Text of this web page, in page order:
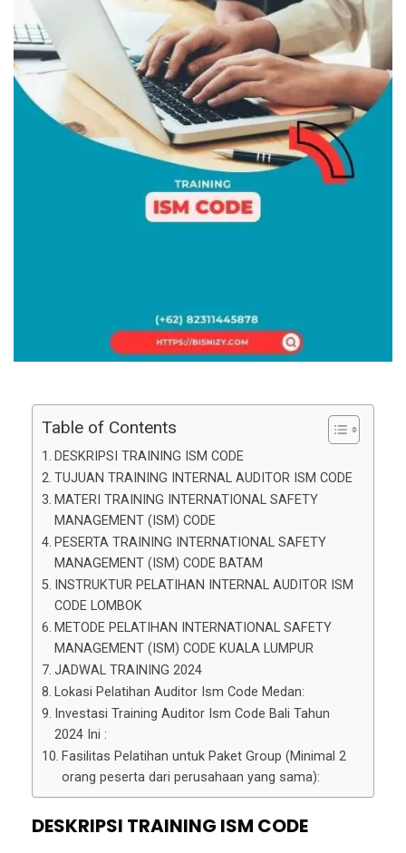
Table of Contents
DESKRIPSI TRAINING ISM CODE
TUJUAN TRAINING INTERNAL AUDITOR ISM CODE
MATERI TRAINING INTERNATIONAL SAFETY
MANAGEMENT (ISM) CODE
PESERTA TRAINING INTERNATIONAL SAFETY
MANAGEMENT (ISM) CODE BATAM
INSTRUKTUR PELATIHAN INTERNAL AUDITOR ISM
CODE LOMBOK
METODE PELATIHAN INTERNATIONAL SAFETY
MANAGEMENT (ISM) CODE KUALA LUMPUR
JADWAL TRAINING 2024
Lokasi Pelatihan Auditor Ism Code Medan:
Investasi Training Auditor Ism Code Bali Tahun
2024 Ini :
Fasilitas Pelatihan untuk Paket Group (Minimal 2
orang peserta dari perusahaan yang sama):
DESKRIPSI TRAINING ISM CODE